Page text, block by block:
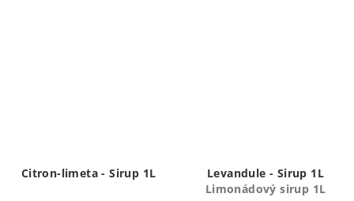
Citron-limeta - Sirup 1L
Levandule - Sirup 1L
Limonádový sirup 1L